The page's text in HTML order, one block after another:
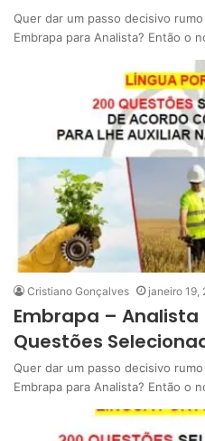
Quer dar um passo decisivo
Embrapa para Analista? Então o
Cristiano Gonçalves janeiro 19,
Embrapa – Analista
Questões
Quer dar um passo decisivo
Embrapa para Analista? Então o